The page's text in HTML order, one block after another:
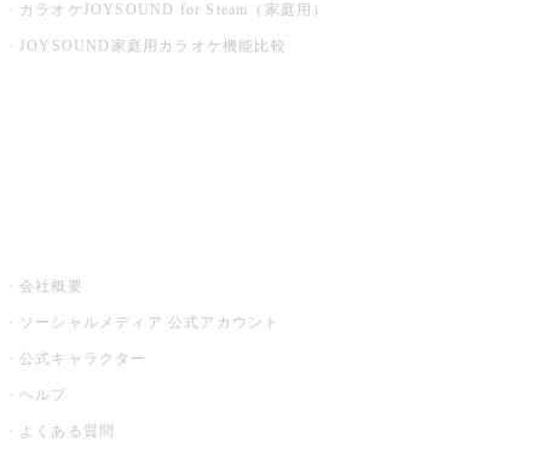
カラオケJOYSOUND for Steam（家庭用）
JOYSOUND家庭用カラオケ機能比較
会社概要
ソーシャルメディア 公式アカウント
公式キャラクター
ヘルプ
よくある質問